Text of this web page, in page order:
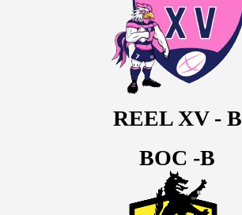
REEL XV - B
BOC -B